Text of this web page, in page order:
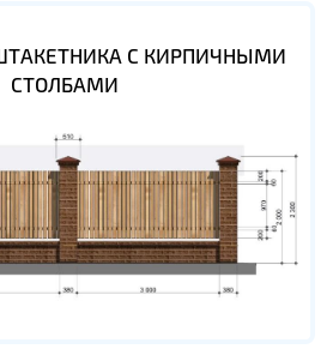
С КИРПИЧНЫМИ
СТОЛБАМИ